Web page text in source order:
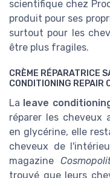
scientifique chez
produit pour ses
surtout pour les
être plus fragiles.
CRÈME RÉPARATRICE
CONDITIONING REPAIR
La leave
réparer les cheveux
en glycérine, elle
cheveux de
magazine
trouvé que leurs